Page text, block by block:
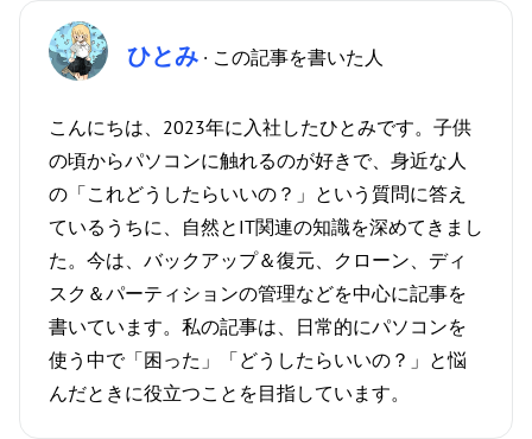
ひとみ · この記事を書いた人
こんにちは、2023年に入社したひとみです。子供
の頃からパソコンに触れるのが好きで、身近な人
の「これどうしたらいいの？」という質問に答え
ているうちに、自然とIT関連の知識を深めてきまし
た。今は、バックアップ＆復元、クローン、ディ
スク＆パーティションの管理などを中心に記事を
書いています。私の記事は、日常的にパソコンを
使う中で「困った」「どうしたらいいの？」と悩
んだときに役立つことを目指しています。